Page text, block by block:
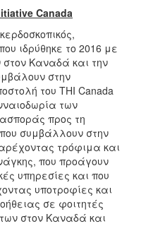
Canada
ιδρύθηκε το 2016 με
Καναδά και την
στην
του THI Canada
των
προς τη
συμβάλλουν στην
τρόφιμα και
που προάγουν
υπηρεσίες και που
υποτροφίες και
σε φοιτητές
στον Καναδά και